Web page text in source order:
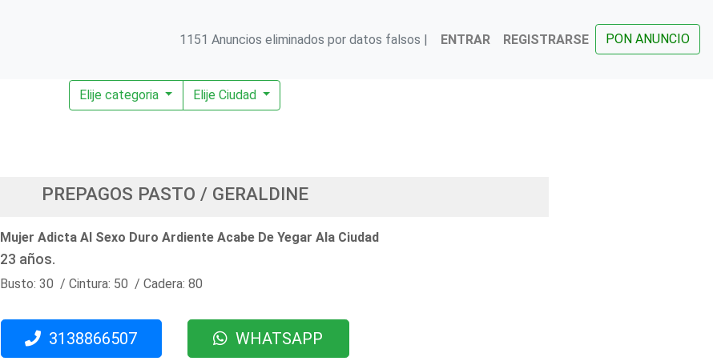
1151 Anuncios eliminados por datos falsos | ENTRAR REGISTRARSE PON ANUNCIO
Elije categoria Elije Ciudad
PREPAGOS PASTO / GERALDINE
Mujer Adicta Al Sexo Duro Ardiente Acabe De Yegar Ala Ciudad
23 años.
Busto: 30 / Cintura: 50 / Cadera: 80
3138866507 WHATSAPP